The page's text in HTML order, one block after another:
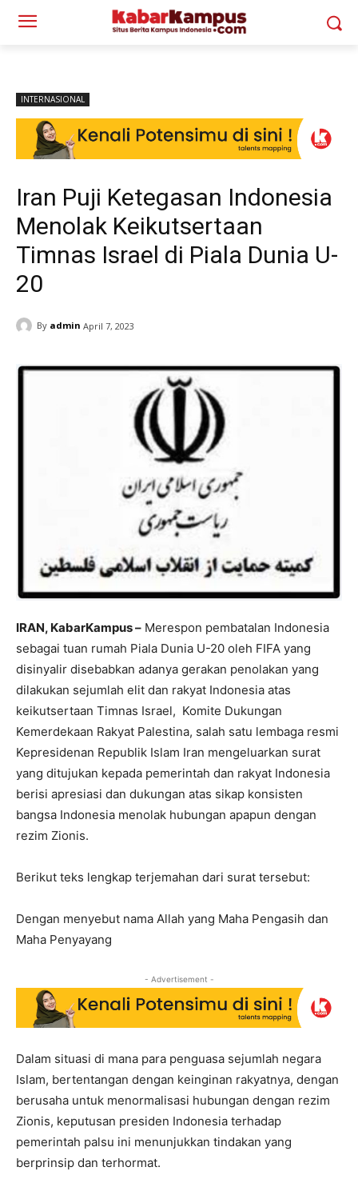
INTERNASIONAL
Iran Puji Ketegasan Indonesia
Menolak Keikutsertaan
Timnas Israel di Piala Dunia U-
20
By admin April 7, 2023
IRAN, KabarKampus – Merespon pembatalan Indonesia
sebagai tuan rumah Piala Dunia U-20 oleh FIFA yang
disinyalir disebabkan adanya gerakan penolakan yang
dilakukan sejumlah elit dan rakyat Indonesia atas
keikutsertaan Timnas Israel, Komite Dukungan
Kemerdekaan Rakyat Palestina, salah satu lembaga resmi
Kepresidenan Republik Islam Iran mengeluarkan surat
yang ditujukan kepada pemerintah dan rakyat Indonesia
berisi apresiasi dan dukungan atas sikap konsisten
bangsa Indonesia menolak hubungan apapun dengan
rezim Zionis.
Berikut teks lengkap terjemahan dari surat tersebut:
Dengan menyebut nama Allah yang Maha Pengasih dan
Maha Penyayang
- Advertisement -
Dalam situasi di mana para penguasa sejumlah negara
Islam, bertentangan dengan keinginan rakyatnya, dengan
berusaha untuk menormalisasi hubungan dengan rezim
Zionis, keputusan presiden Indonesia terhadap
pemerintah palsu ini menunjukkan tindakan yang
berprinsip dan terhormat.